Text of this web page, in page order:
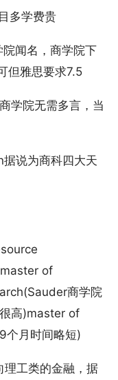
多学费贵
闻名，商学院下
但雅思要求7.5
学院无需多言，当
说为商科四大天
of
商学院
高)master of
个月时间略短)
工类的金融，据